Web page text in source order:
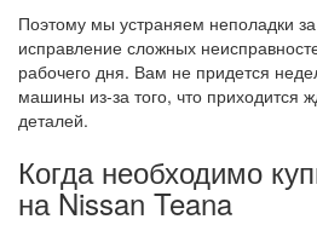
Поэтому мы устраняем неполадки
исправление сложных
рабочего дня. Вам не придется
машины из-за того, что приходится
деталей.
Когда необходимо
на Nissan Teana